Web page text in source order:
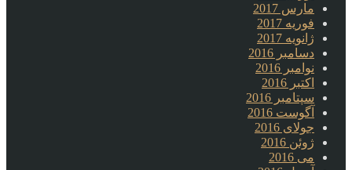
مارس 2017
فوریه 2017
ژانویه 2017
دسامبر 2016
نوامبر 2016
اکتبر 2016
سپتامبر 2016
آگوست 2016
جولای 2016
ژوئن 2016
می 2016